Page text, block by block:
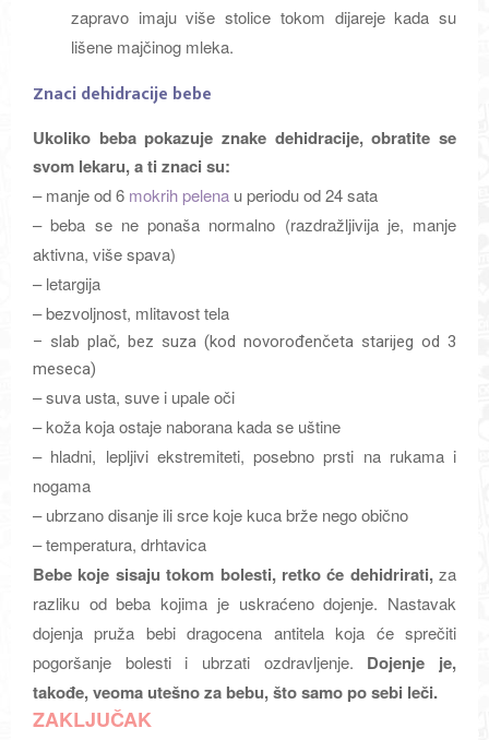
zapravo imaju više stolice tokom dijareje kada su
lišene majčinog mleka.
Znaci dehidracije bebe
Ukoliko beba pokazuje znake dehidracije, obratite se
svom lekaru, a ti znaci su:
– manje od 6 mokrih pelena u periodu od 24 sata
– beba se ne ponaša normalno (razdražljivija je, manje
aktivna, više spava)
– letargija
– bezvoljnost, mlitavost tela
– slab plač, bez suza (kod novorođenčeta starijeg od 3
meseca)
– suva usta, suve i upale oči
– koža koja ostaje naborana kada se uštine
– hladni, lepljivi ekstremiteti, posebno prsti na rukama i
nogama
– ubrzano disanje ili srce koje kuca brže nego obično
– temperatura, drhtavica
Bebe koje sisaju tokom bolesti, retko će dehidrirati,za
razliku od beba kojima je uskraćeno dojenje. Nastavak
dojenja pruža bebi dragocena antitela koja će sprečiti
pogoršanje bolesti i ubrzati ozdravljenje. Dojenje je,
takođe, veoma utešno za bebu, što samo po sebi leči.
ZAKLJUČAK